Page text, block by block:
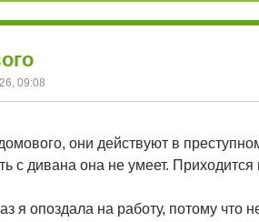
09:08
они действуют в
с дивана она не умеет. Приходится
я опоздала на работу, потому что